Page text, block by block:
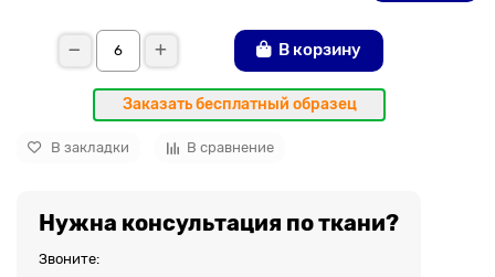
В корзину
Заказать бесплатный образец
В закладки В сравнение
Нужна консультация по ткани?
Звоните: